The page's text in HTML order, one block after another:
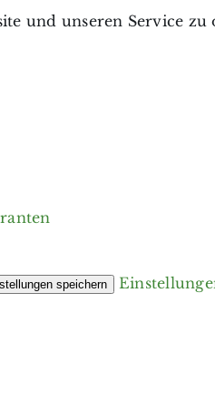
und unseren Service zu
speichern